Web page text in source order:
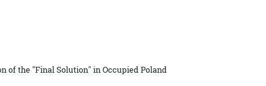
of the "Final Solution" in Occupied Poland